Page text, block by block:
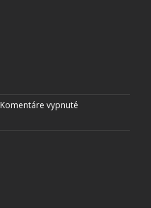
Komentáre vypnuté